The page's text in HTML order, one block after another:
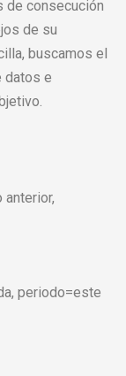
de consecución
de su
buscamos el
datos e
anterior,
periodo=este